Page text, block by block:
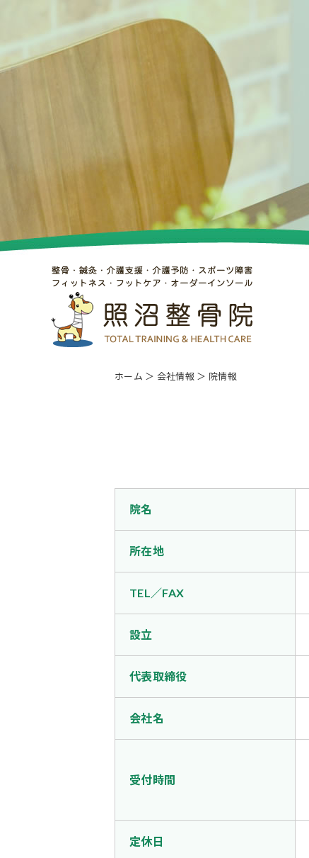
ホーム ＞ 会社情報 ＞ 院情報
院名
所在地
TEL／FAX
設立
代表取締役
会社名
受付時間
定休日